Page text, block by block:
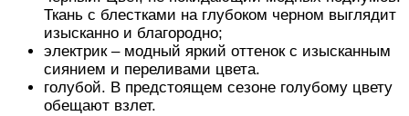
Ткань с блестками на глубоком черном выглядит
изысканно и благородно;
электрик – модный яркий оттенок с изысканным
сиянием и переливами цвета.
голубой. В предстоящем сезоне голубому цвету
обещают взлет.